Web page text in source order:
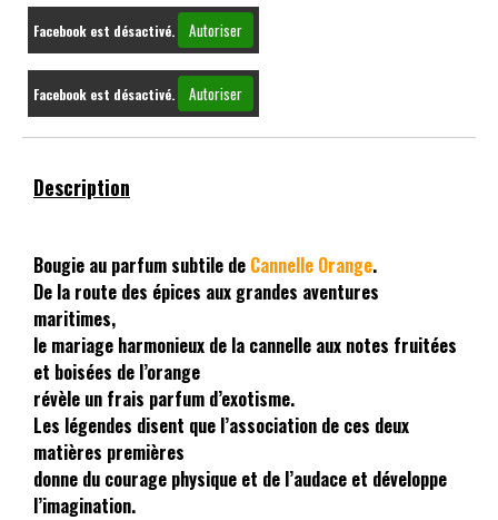
Facebook est désactivé. Autoriser
Facebook est désactivé. Autoriser
Description
Bougie au parfum subtile de Cannelle Orange.
De la route des épices aux grandes aventures
maritimes,
le mariage harmonieux de la cannelle aux notes fruitées
et boisées de l’orange
révèle un frais parfum d’exotisme.
Les légendes disent que l’association de ces deux
matières premières
donne du courage physique et de l’audace et développe
l’imagination.